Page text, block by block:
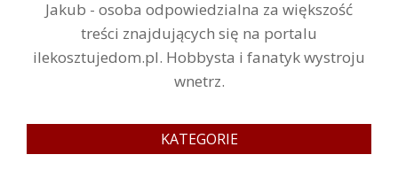
Jakub - osoba odpowiedzialna za większość
treści znajdujących się na portalu
ilekosztujedom.pl. Hobbysta i fanatyk wystroju
wnetrz.
KATEGORIE